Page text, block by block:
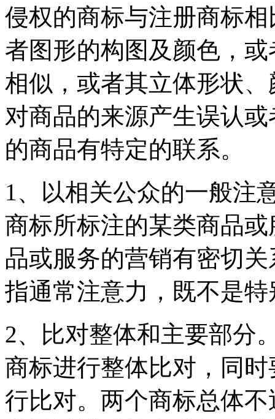
侵权的商标与注册商标
者图形的构图及颜色，
相似，或者其立体形状
对商品的来源产生误认
的商品有特定的联系。
1、以相关公众的一般注
商标所标注的某类商品
品或服务的营销有密切
指通常注意力，既不是
2、比对整体和主要部分
商标进行整体比对，同
行比对。两个商标总体